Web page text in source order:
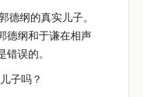
德纲的真实儿子。
德纲和于谦在相声
误的。
子吗？